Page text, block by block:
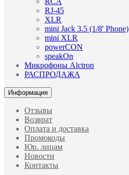
RJ-45
XLR
mini Jack 3.5 (1/8' Phone)
mini XLR
powerCON
speakOn
Микрофоны Alctron
РАСПРОДАЖА
Информация
Отзывы
Возврат
Оплата и доставка
Промокоды
Юр. лицам
Новости
Контакты